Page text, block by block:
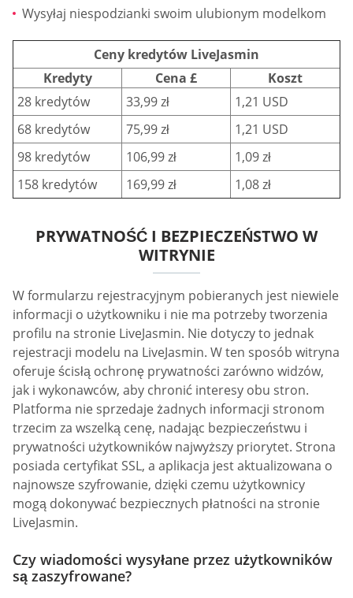
Wysyłaj niespodzianki swoim ulubionym modelkom
Ceny kredytów LiveJasmin
Kredyty
Cena £
Koszt
28 kredytów
33,99 zł
1,21 USD
68 kredytów
75,99 zł
1,21 USD
98 kredytów
106,99 zł
1,09 zł
158 kredytów
169,99 zł 1,08 zł
PRYWATNOŚĆ I BEZPIECZEŃSTWO W
WITRYNIE
W formularzu rejestracyjnym pobieranych jest niewiele
informacji o użytkowniku i nie ma potrzeby tworzenia
profilu na stronie LiveJasmin. Nie dotyczy to jednak
rejestracji modelu na LiveJasmin. W ten sposób witryna
oferuje ścisłą ochronę prywatności zarówno widzów,
jak i wykonawców, aby chronić interesy obu stron.
Platforma nie sprzedaje żadnych informacji stronom
trzecim za wszelką cenę, nadając bezpieczeństwu i
prywatności użytkowników najwyższy priorytet. Strona
posiada certyfikat SSL, a aplikacja jest aktualizowana o
najnowsze szyfrowanie, dzięki czemu użytkownicy
mogą dokonywać bezpiecznych płatności na stronie
LiveJasmin.
Czy wiadomości wysyłane przez użytkowników
są zaszyfrowane?